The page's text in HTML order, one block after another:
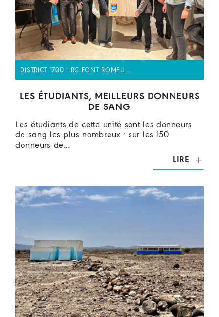
DISTRICT 1700 - RC FONT ROMEU…
LES ÉTUDIANTS, MEILLEURS DONNEURS
DE SANG
Les étudiants de cette unité sont les donneurs
de sang les plus nombreux : sur les 150
donneurs de…
LIRE